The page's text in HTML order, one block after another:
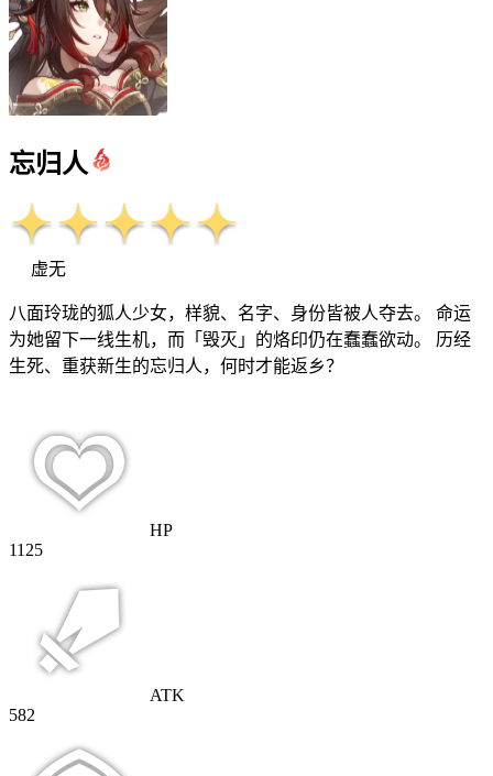
忘归人
虚无
八面玲珑的狐人少女，样貌、名字、身份皆被人夺去。 命运
为她留下一线生机，而「毁灭」的烙印仍在蠢蠢欲动。 历经
生死、重获新生的忘归人，何时才能返乡？
HP
1125
ATK
582